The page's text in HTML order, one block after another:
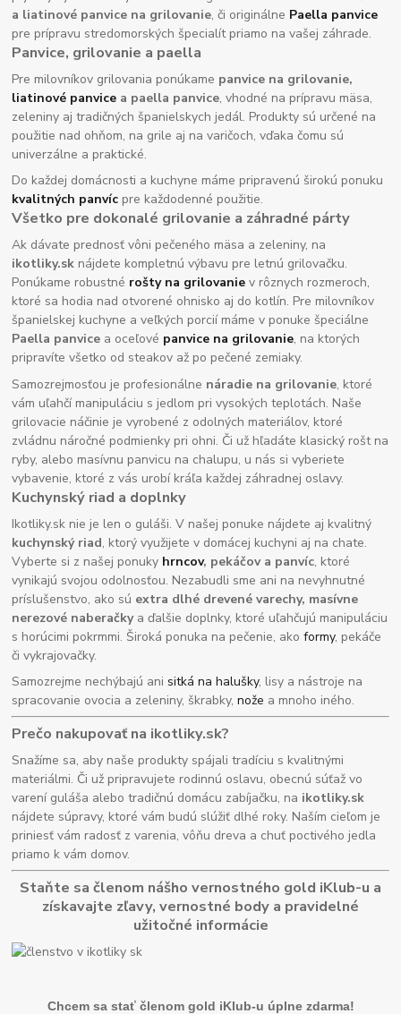
a liatinové panvice na grilovanie, či originálne Paella panvice
pre prípravu stredomorských špecialít priamo na vašej záhrade.
Panvice, grilovanie a paella
Pre milovníkov grilovania ponúkame panvice na grilovanie,
liatinové panvice a paella panvice, vhodné na prípravu mäsa,
zeleniny aj tradičných španielskych jedál. Produkty sú určené na
použitie nad ohňom, na grile aj na varičoch, vďaka čomu sú
univerzálne a praktické.
Do každej domácnosti a kuchyne máme pripravenú širokú ponuku
kvalitných panvíc pre každodenné použitie.
Všetko pre dokonalé grilovanie a záhradné párty
Ak dávate prednosť vôni pečeného mäsa a zeleniny, na
ikotliky.sk nájdete kompletnú výbavu pre letnú grilovačku.
Ponúkame robustné rošty na grilovanie v rôznych rozmeroch,
ktoré sa hodia nad otvorené ohnisko aj do kotlín. Pre milovníkov
španielskej kuchyne a veľkých porcií máme v ponuke špeciálne
Paella panvice a oceľové panvice na grilovanie, na ktorých
pripravíte všetko od steakov až po pečené zemiaky.
Samozrejmosťou je profesionálne náradie na grilovanie, ktoré
vám uľahčí manipuláciu s jedlom pri vysokých teplotách. Naše
grilovacie náčinie je vyrobené z odolných materiálov, ktoré
zvládnu náročné podmienky pri ohni. Či už hľadáte klasický rošt na
ryby, alebo masívnu panvicu na chalupu, u nás si vyberiete
vybavenie, ktoré z vás urobí kráľa každej záhradnej oslavy.
Kuchynský riad a doplnky
Ikotliky.sk nie je len o guláši. V našej ponuke nájdete aj kvalitný
kuchynský riad, ktorý využijete v domácej kuchyni aj na chate.
Vyberte si z našej ponuky hrncov, pekáčov a panvíc, ktoré
vynikajú svojou odolnosťou. Nezabudli sme ani na nevyhnutné
príslušenstvo, ako sú extra dlhé drevené varechy, masívne
nerezové naberačkya ďalšie doplnky, ktoré uľahčujú manipuláciu
s horúcimi pokrmmi. Široká ponuka na pečenie, akoformy, pekáče
či vykrajovačky.
Samozrejme nechýbajú anisitká na halušky, lisy a nástroje na
spracovanie ovocia a zeleniny, škrabky,nože a mnoho iného.
Prečo nakupovať na ikotliky.sk?
Snažíme sa, aby naše produkty spájali tradíciu s kvalitnými
materiálmi. Či už pripravujete rodinnú oslavu, obecnú súťaž vo
varení guláša alebo tradičnú domácu zabíjačku, na ikotliky.sk
nájdete súpravy, ktoré vám budú slúžiť dlhé roky. Naším cieľom je
priniesť vám radosť z varenia, vôňu dreva a chuť poctivého jedla
priamo k vám domov.
Staňte sa členom nášho vernostného gold iKlub-u a
získavajte zľavy, vernostné body a pravidelné
užitočné informácie
Chcem sa stať členom gold iKlub-u úplne zdarma!